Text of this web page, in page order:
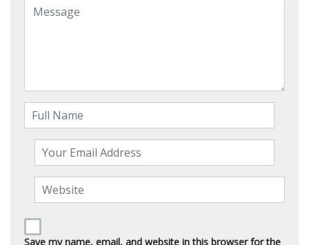
Save my name, email, and website in this browser for the